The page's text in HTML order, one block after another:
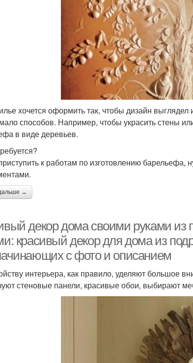
хочется оформить так, чтобы дизайн
способов. Например, чтобы украсить стены
в виде деревьев.
к работам по изготовлению
→
декор дома своими руками из
красивый декор для дома из
с фото и описанием
интерьера, как правило, уделяют большое
стеновые панели, красивые обои, выбирают